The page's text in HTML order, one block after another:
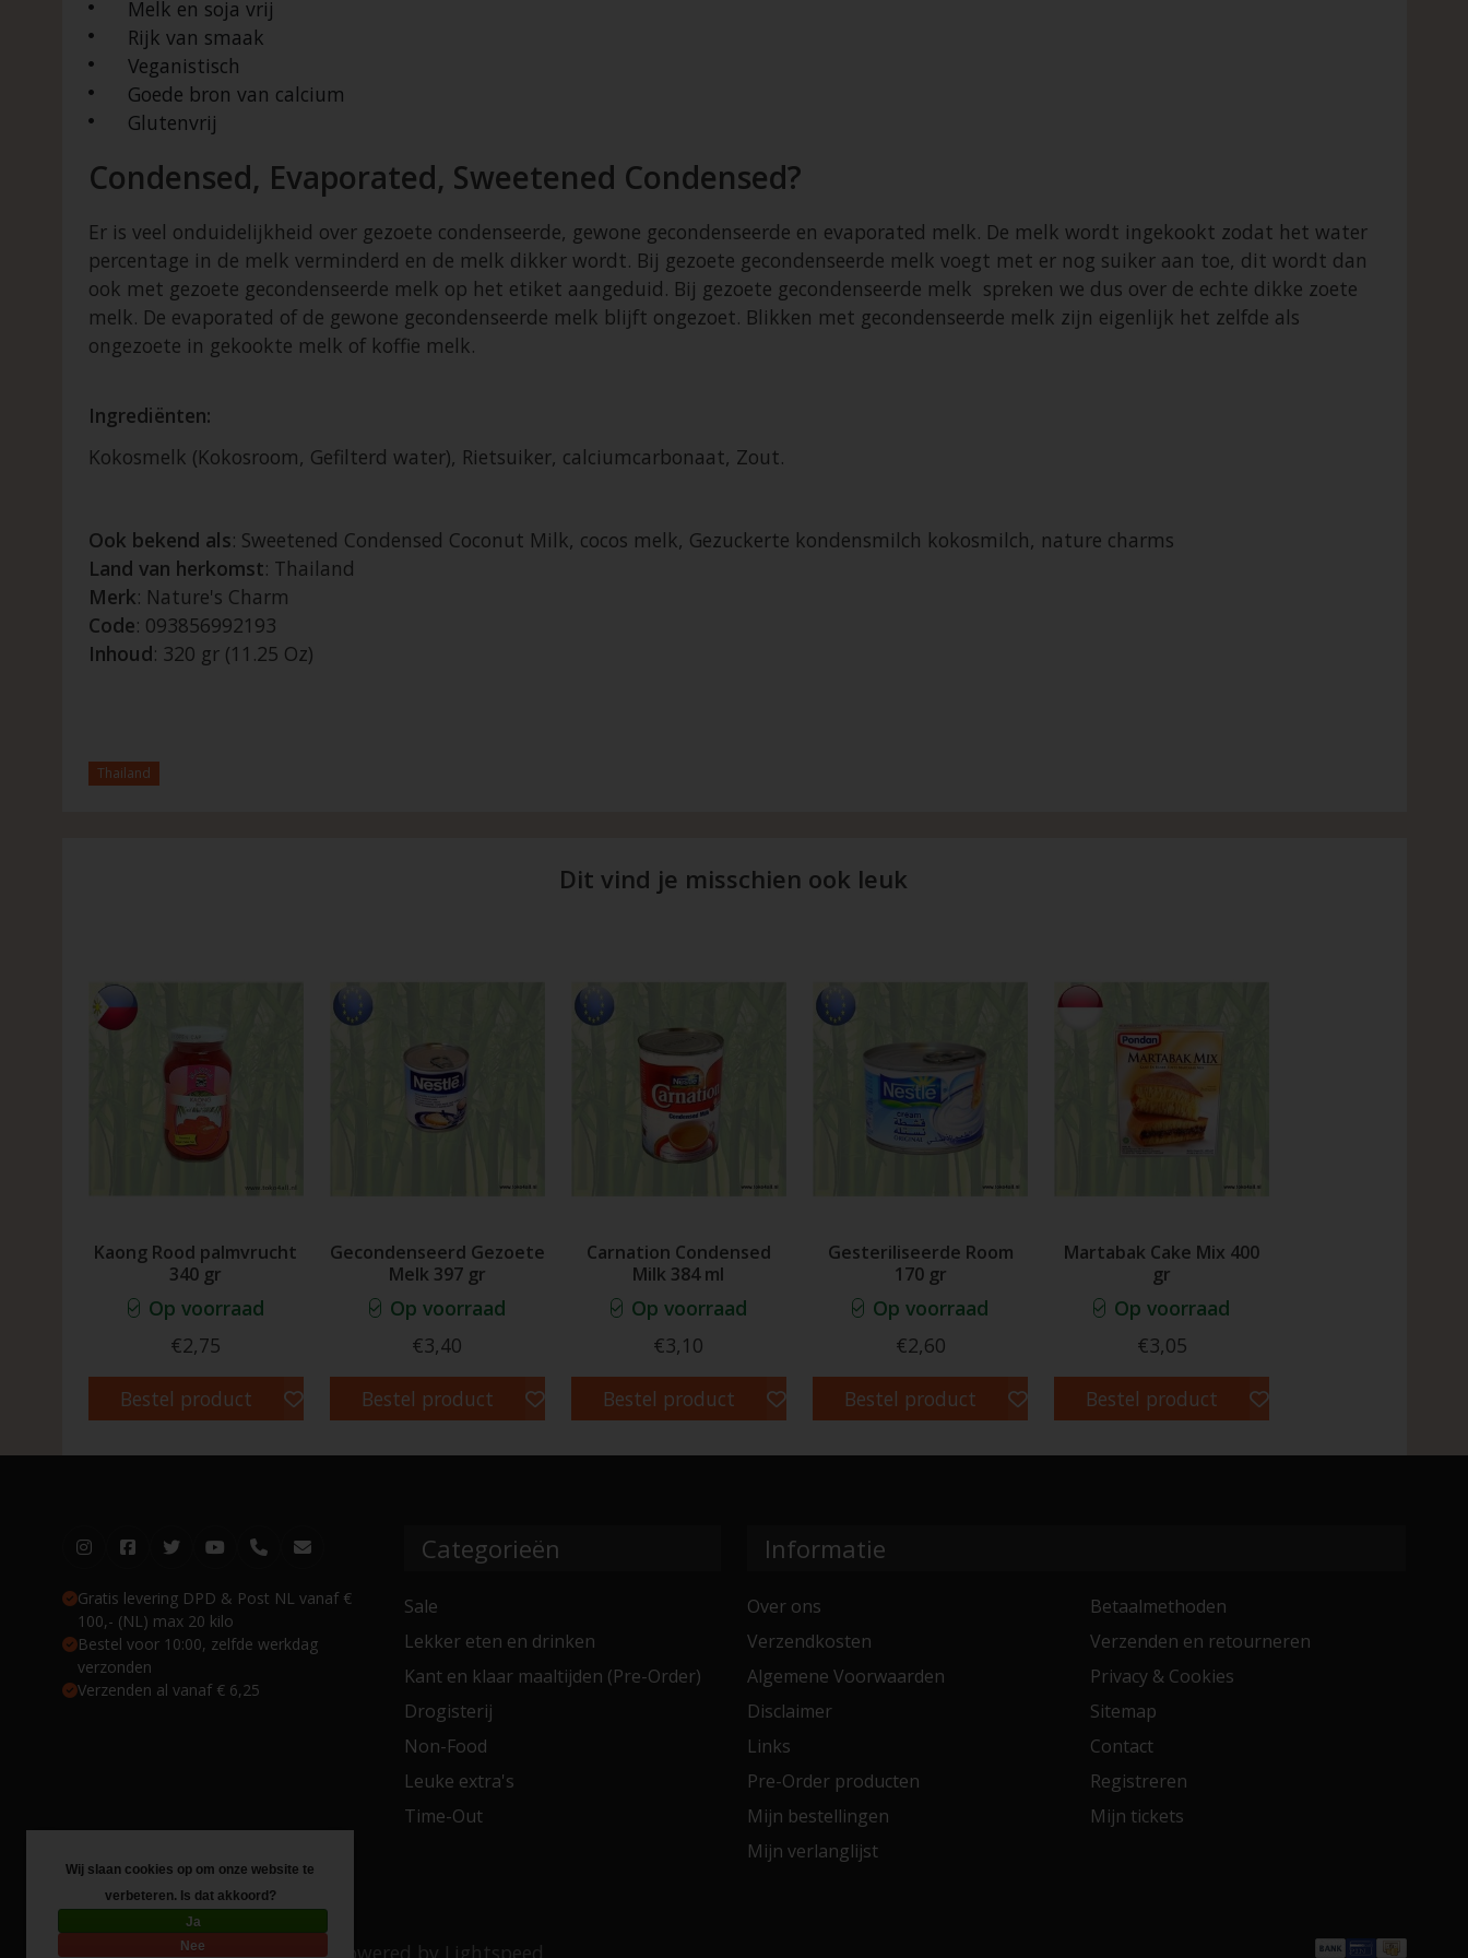
Melk en soja vrij
Rijk van smaak
Veganistisch
Goede bron van calcium
Glutenvrij
Condensed, Evaporated, Sweetened Condensed?
Er is veel onduidelijkheid over gezoete condenseerde, gewone gecondenseerde en evaporated melk. De melk wordt ingekookt zodat het water
percentage in de melk verminderd en de melk dikker wordt. Bij gezoete gecondenseerde melk voegt met er nog suiker aan toe, dit wordt dan
ook met gezoete gecondenseerde melk op het etiket aangeduid. Bij gezoete gecondenseerde melk spreken we dus over de echte dikke zoete
melk. De evaporated of de gewone gecondenseerde melk blijft ongezoet. Blikken met gecondenseerde melk zijn eigenlijk het zelfde als
ongezoete in gekookte melk of koffie melk.
Ingrediënten:
Kokosmelk (Kokosroom, Gefilterd water), Rietsuiker, calciumcarbonaat, Zout.
Ook bekend als: Sweetened Condensed Coconut Milk, cocos melk, Gezuckerte kondensmilch kokosmilch, nature charms
Land van herkomst: Thailand
Merk: Nature's Charm
Code: 093856992193
Inhoud: 320 gr (11.25 Oz)
Thailand
Dit vind je misschien ook leuk
Kaong Rood palmvrucht
340 gr
Op voorraad
€2,75
Bestel product
Gecondenseerd Gezoete
Melk 397 gr
Op voorraad
€3,40
Bestel product
Carnation Condensed
Milk 384 ml
Op voorraad
€3,10
Bestel product
Gesteriliseerde Room
170 gr
Op voorraad
€2,60
Bestel product
Martabak Cake Mix 400
gr
Op voorraad
€3,05
Bestel product
Gratis levering DPD & Post NL vanaf €
100,- (NL) max 20 kilo
Bestel voor 10:00, zelfde werkdag
verzonden
Verzenden al vanaf € 6,25
Categorieën
Sale
Lekker eten en drinken
Kant en klaar maaltijden (Pre-Order)
Drogisterij
Non-Food
Leuke extra's
Time-Out
Informatie
Over ons
Betaalmethoden
Verzendkosten
Verzenden en retourneren
Algemene Voorwaarden
Privacy & Cookies
Disclaimer
Sitemap
Links
Contact
Pre-Order producten
Registreren
Mijn bestellingen
Mijn tickets
Mijn verlanglijst
© Copyright 2026 Toko 4 All- Powered by Lightspeed
Wij slaan cookies op om onze website te
verbeteren. Is dat akkoord?
Ja
Nee